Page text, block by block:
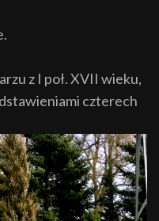
z I poł. XVII wieku,
czterech